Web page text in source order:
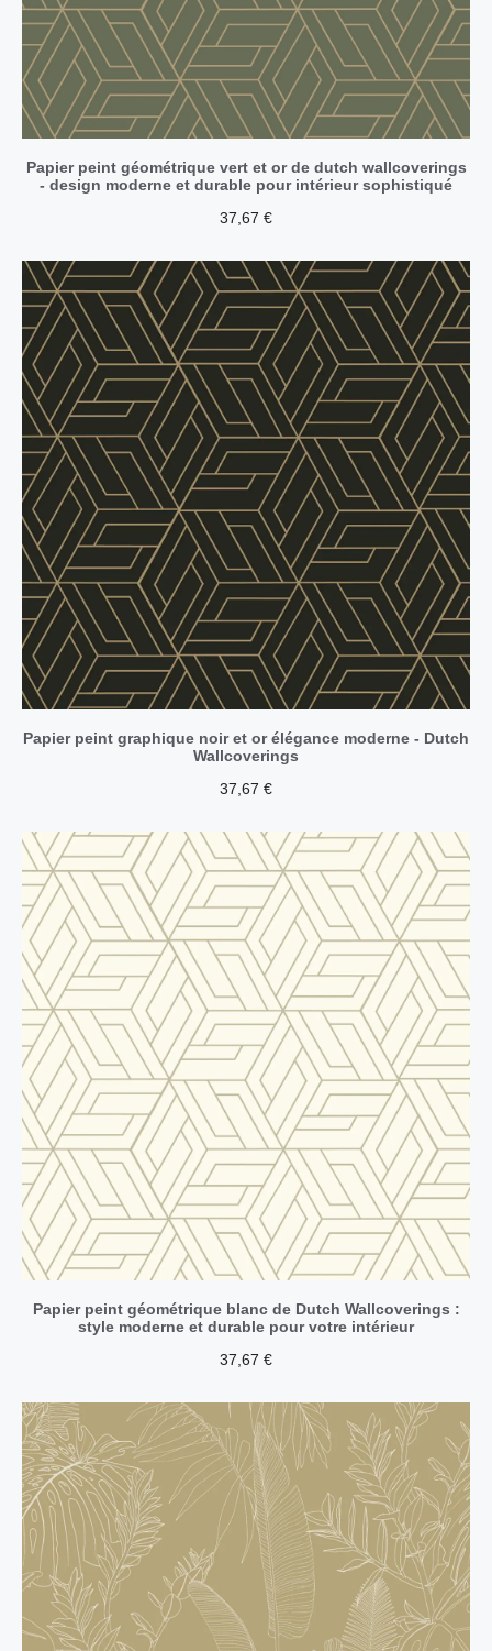
Papier peint géométrique vert et or de dutch wallcoverings
- design moderne et durable pour intérieur sophistiqué
37,67 €
Papier peint graphique noir et or élégance moderne - Dutch
Wallcoverings
37,67 €
Papier peint géométrique blanc de Dutch Wallcoverings :
style moderne et durable pour votre intérieur
37,67 €